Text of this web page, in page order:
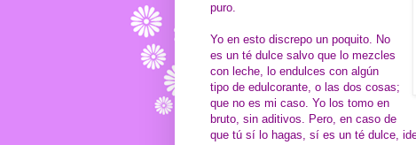
puro.
Yo en esto discrepo un poquito. No
es un té dulce salvo que lo mezcles
con leche, lo endulces con algún
tipo de edulcorante, o las dos cosas;
que no es mi caso. Yo los tomo en
bruto, sin aditivos. Pero, en caso de
que tú sí lo hagas, sí es un té dulce,